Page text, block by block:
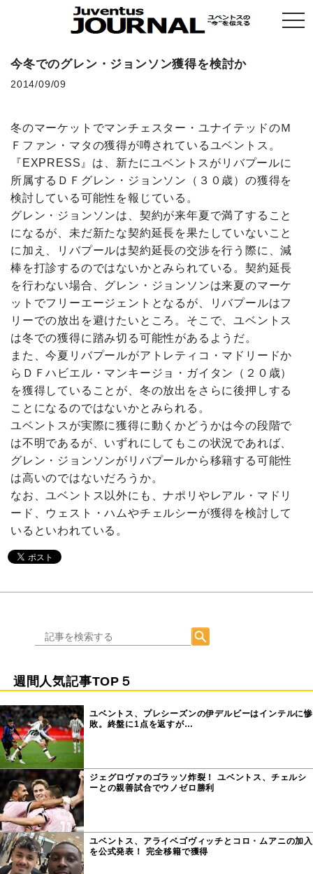
今冬でのグレン・ジョンソン獲得を検討か
2014/09/09
冬のマーケットでマンチェスター・ユナイテッドのＭ
Ｆファン・マタの獲得が噂されているユベントス。
『EXPRESS』は、新たにユベントスがリバプールに
所属するＤＦグレン・ジョンソン（３０歳）の獲得を
検討している可能性を報じている。
グレン・ジョンソンは、契約が来年夏で満了すること
になるが、未だ新たな契約延長を果たしていないこと
に加え、リバプールは契約延長の交渉を行う際に、減
棒を打診するのではないかとみられている。契約延長
を行わない場合、グレン・ジョンソンは来夏のマーケ
ットでフリーエージェントとなるが、リバプールはフ
リーでの放出を避けたいところ。そこで、ユベントス
は冬での獲得に踏み切る可能性があるようだ。
また、今夏リバプールがアトレティコ・マドリードか
らＤＦハビエル・マンキージョ・ガイタン（２０歳）
を獲得していることが、冬の放出をさらに後押しする
ことになるのではないかとみられる。
ユベントスが実際に獲得に動くかどうかは今の段階で
は不明であるが、いずれにしてもこの状況であれば、
グレン・ジョンソンがリバプールから移籍する可能性
は高いのではないだろうか。
なお、ユベントス以外にも、ナポリやレアル・マドリ
ード、ウェスト・ハムやチェルシーが獲得を検討して
いるといわれている。
週間人気記事TOP５
ユベントス、プレシーズンの伊デルビーはインテルに惨
敗。終盤に1点を返すが…
ジェグロヴァのゴラッソ炸裂！ ユベントス、チェルシ
ーとの親善試合でウノゼロ勝利
ユベントス、アライベゴヴィッチとコロ・ムアニの加入
を公式発表！ 完全移籍で獲得